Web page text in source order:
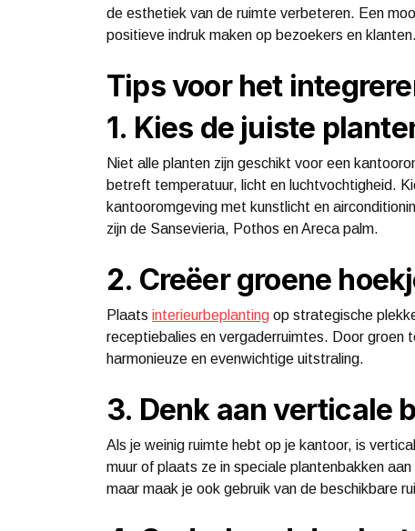
de esthetiek van de ruimte verbeteren. Een
positieve indruk maken op bezoekers en klanten.
Tips voor het
1. Kies de juiste
Niet alle planten zijn geschikt voor een
betreft temperatuur, licht en luchtvochtigheid.
kantooromgeving met kunstlicht en
zijn de Sansevieria, Pothos en Areca palm.
2. Creëer groene
Plaats interieurbeplanting op strategische
receptiebalies en vergaderruimtes. Door groen
harmonieuze en evenwichtige uitstraling.
3. Denk aan verticale
Als je weinig ruimte hebt op je kantoor, is
muur of plaats ze in speciale plantenbakken
maar maak je ook gebruik van de beschikbare